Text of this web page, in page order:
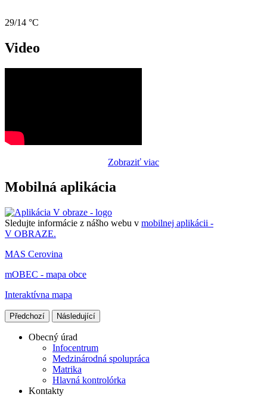
29/14 °C
Video
Zobraziť viac
Mobilná aplikácia
Sledujte informácie z nášho webu v mobilnej aplikácii -
V OBRAZE.
MAS Cerovina
mOBEC - mapa obce
Interaktívna mapa
Předchozí Následující
Obecný úrad
Infocentrum
Medzinárodná spolupráca
Matrika
Hlavná kontrolórka
Kontakty